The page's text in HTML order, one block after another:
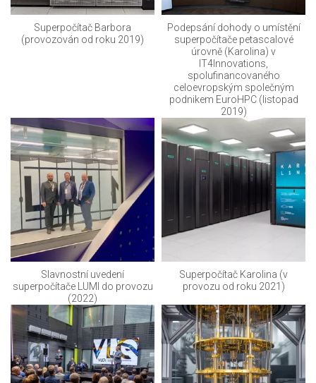
Superpočítač Barbora
(provozován od roku 2019)
Podepsání dohody o umístění
superpočítače petascalové
úrovně (Karolina) v
IT4Innovations,
spolufinancovaného
celoevropským společným
podnikem EuroHPC (listopad
2019)
Slavnostní uvedení
superpočítače LUMI do provozu
(2022)
Superpočítač Karolina (v
provozu od roku 2021)